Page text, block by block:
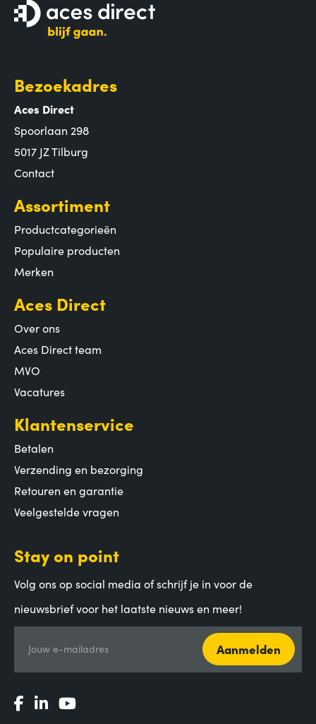
Bezoekadres
Aces Direct
Spoorlaan 298
5017 JZ Tilburg
Contact
Assortiment
Productcategorieën
Populaire producten
Merken
Aces Direct
Over ons
Aces Direct team
MVO
Vacatures
Klantenservice
Betalen
Verzending en bezorging
Retouren en garantie
Veelgestelde vragen
Stay on point
Volg ons op social media of schrijf je in voor de
nieuwsbrief voor het laatste nieuws en meer!
Jouw e-mailadres Aanmelden